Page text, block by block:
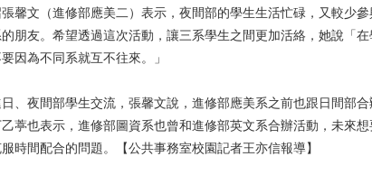
馨文（進修部應美二）表示，夜間部的學生生活忙碌，又較少
朋友。希望透過這次活動，讓三系學生之間更加活絡，她說「
因為不同系就互不往來。」
、夜間部學生交流，張馨文說，進修部應美系之前也跟日間部
葶也表示，進修部圖資系也曾和進修部英文系合辦活動，未來
時間配合的問題。【公共事務室校園記者王亦信報導】